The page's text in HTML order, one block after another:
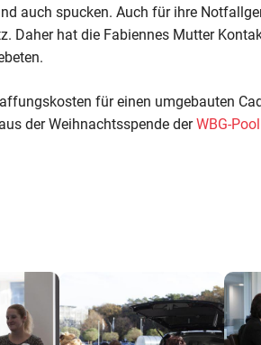
auch spucken. Auch für ihre
Daher hat die Fabiennes Mutter
für einen umgebauten
der Weihnachtsspende derWBG-